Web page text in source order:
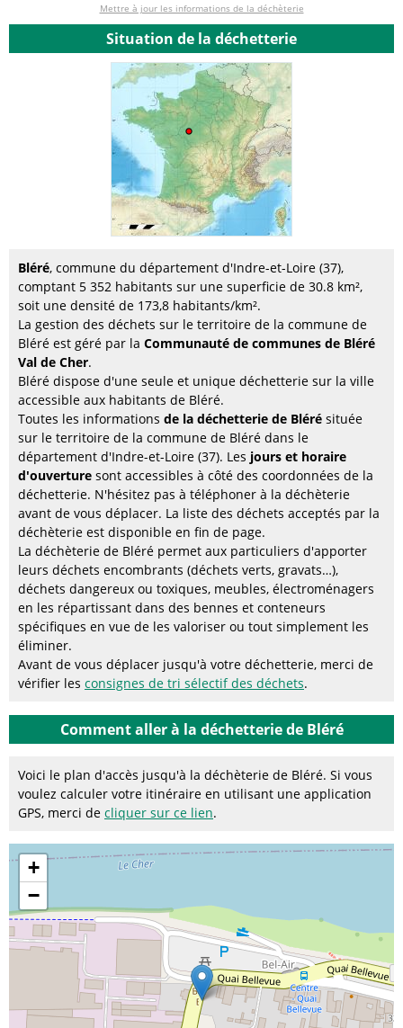
Mettre à jour les informations de la déchèterie
Situation de la déchetterie
Bléré, commune du département d'Indre-et-Loire (37),
comptant 5 352 habitants sur une superficie de 30.8 km²,
soit une densité de 173,8 habitants/km².
La gestion des déchets sur le territoire de la commune de
Bléré est géré par la Communauté de communes de Bléré
Val de Cher.
Bléré dispose d'une seule et unique déchetterie sur la ville
accessible aux habitants de Bléré.
Toutes les informations de la déchetterie de Bléré située
sur le territoire de la commune de Bléré dans le
département d'Indre-et-Loire (37). Les jours et horaire
d'ouverture sont accessibles à côté des coordonnées de la
déchetterie. N'hésitez pas à téléphoner à la déchèterie
avant de vous déplacer. La liste des déchets acceptés par la
déchèterie est disponible en fin de page.
La déchèterie de Bléré permet aux particuliers d'apporter
leurs déchets encombrants (déchets verts, gravats…),
déchets dangereux ou toxiques, meubles, électroménagers
en les répartissant dans des bennes et conteneurs
spécifiques en vue de les valoriser ou tout simplement les
éliminer.
Avant de vous déplacer jusqu'à votre déchetterie, merci de
vérifier les consignes de tri sélectif des déchets.
Comment aller à la déchetterie de Bléré
Voici le plan d'accès jusqu'à la déchèterie de Bléré. Si vous
voulez calculer votre itinéraire en utilisant une application
GPS, merci de cliquer sur ce lien.
+
−